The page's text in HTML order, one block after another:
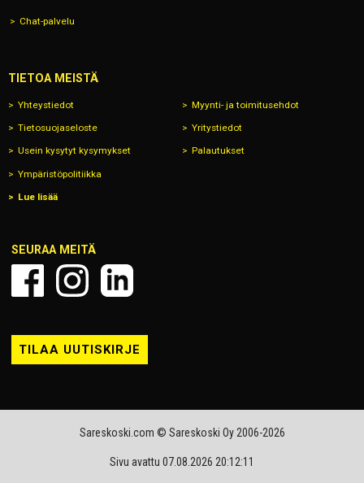
Chat-palvelu
TIETOA MEISTÄ
Yhteystiedot Myynti- ja toimitusehdot
Tietosuojaseloste Yritystiedot
Usein kysytyt kysymykset Palautukset
Ympäristöpolitiikka
Lue lisää
SEURAA MEITÄ
TILAA UUTISKIRJE
Sareskoski.com © Sareskoski Oy 2006-2026
Sivu avattu 07.08.2026 20:12:11